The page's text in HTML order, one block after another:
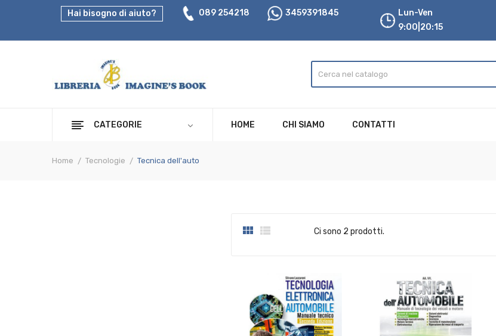
Hai bisogno di aiuto? 089 254218 3459391845
Lun-Ven
9:00|20:15
CATEGORIE HOME CHI SIAMO CONTATTI
Home Tecnologie Tecnica dell'auto
  Ci sono 2 prodotti.